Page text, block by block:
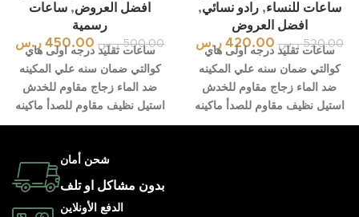
ساعات للنساء,رادو نسائي,
افضل العروض
520.00 ر.س 420.00 ر.س
ساعات تقليد درجه اولى هاي
كوالتي ضمان سنه علي المكينه
ضد الماء زجاج مقاوم للخدش
استيل نظيف مقاوم للصدأ ماكينه
افضل العروض, ساعات
رسمية
500.00 ر.س 450.00 ر.س
ساعات تقليد درجه اولى هاي
كوالتي ضمان سنه علي المكينه
ضد الماء زجاج مقاوم للخدش
استيل نظيف مقاوم للصدأ ماكينه
شحن أمان
بدون مشاكل او تلف
الدفع الأونلاين